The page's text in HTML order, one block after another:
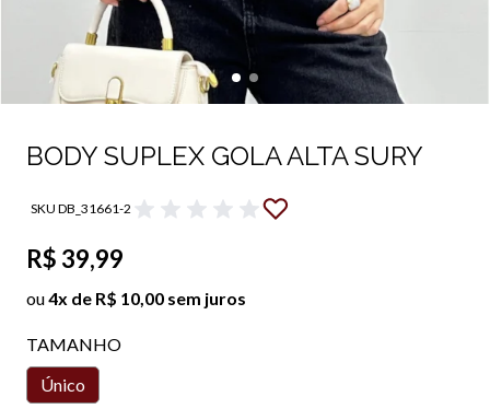
BODY SUPLEX GOLA ALTA SURY
SKU DB_31661-2
R$ 39,99
ou4x de R$ 10,00 sem juros
TAMANHO
Único